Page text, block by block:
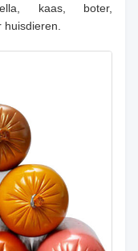
kaas, boter,